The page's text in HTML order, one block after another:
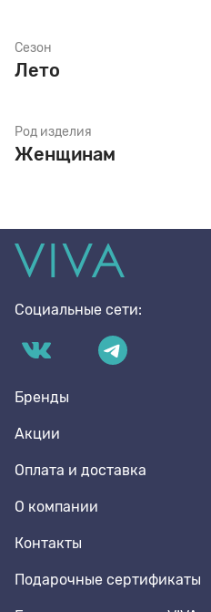
Сезон
Лето
Род изделия
Женщинам
Социальные сети:
Бренды
Акции
Оплата и доставка
О компании
Контакты
Подарочные сертификаты